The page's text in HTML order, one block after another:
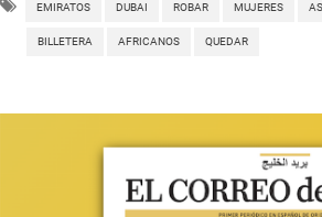
EMIRATOS DUBAI ROBAR MUJERES
BILLETERA AFRICANOS QUEDAR